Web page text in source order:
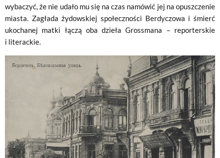
wybaczyć, że nie udało mu się na czas namówić jej na opuszczenie
miasta. Zagłada żydowskiej społeczności Berdyczowa i śmierć
ukochanej matki łączą oba dzieła Grossmana – reporterskie
i literackie.